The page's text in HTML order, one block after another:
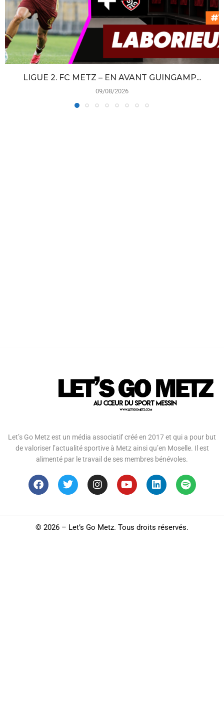
LIGUE 2. FC METZ – EN AVANT GUINGAMP...
09/08/2026
Let’s Go Metz est un média associatif créé en 2017 et qui a pour but
de valoriser l’actualité sportive à Metz ainsi qu’en Moselle. Il est
alimenté par le travail de ses membres bénévoles.
© 2026 – Let’s Go Metz. Tous droits réservés.